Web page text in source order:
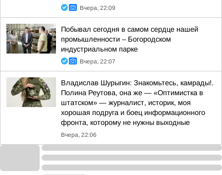
Вчера, 22:09
Побывал сегодня в самом сердце нашей
промышленности – Богородском
индустриальном парке
Вчера, 22:07
Владислав Шурыгин: Знакомьтесь, камрады!.
Полина Реутова, она же — «Оптимистка в
штатском» — журналист, историк, моя
хорошая подруга и боец информационного
фронта, которому не нужны выходные
Вчера, 22:06